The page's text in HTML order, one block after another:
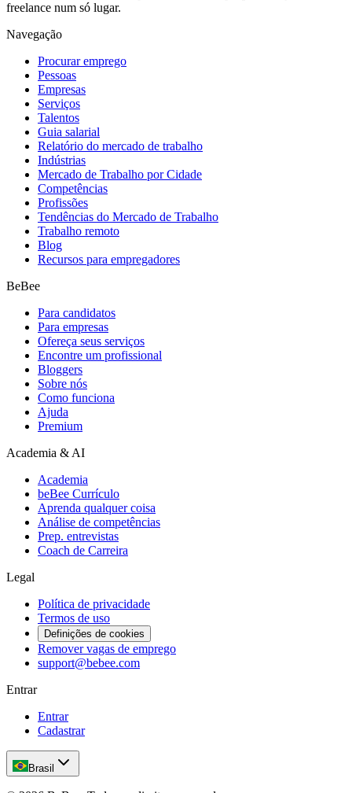
freelance num só lugar.
Navegação
Procurar emprego
Pessoas
Empresas
Serviços
Talentos
Guia salarial
Relatório do mercado de trabalho
Indústrias
Mercado de Trabalho por Cidade
Competências
Profissões
Tendências do Mercado de Trabalho
Trabalho remoto
Blog
Recursos para empregadores
BeBee
Para candidatos
Para empresas
Ofereça seus serviços
Encontre um profissional
Bloggers
Sobre nós
Como funciona
Ajuda
Premium
Academia & AI
Academia
beBee Currículo
Aprenda qualquer coisa
Análise de competências
Prep. entrevistas
Coach de Carreira
Legal
Política de privacidade
Termos de uso
Definições de cookies
Remover vagas de emprego
support@bebee.com
Entrar
Entrar
Cadastrar
Brasil